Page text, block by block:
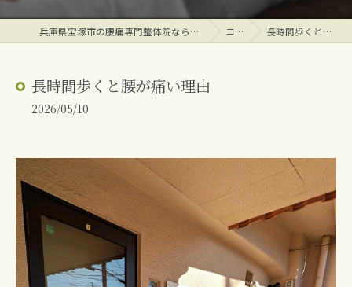
兵庫県宝塚市の腰痛専門整体院ならｎのレシピみんなの整体院 コラム 長時間歩くと腰が痛い理由
長時間歩くと腰が痛い理由
2026/05/10